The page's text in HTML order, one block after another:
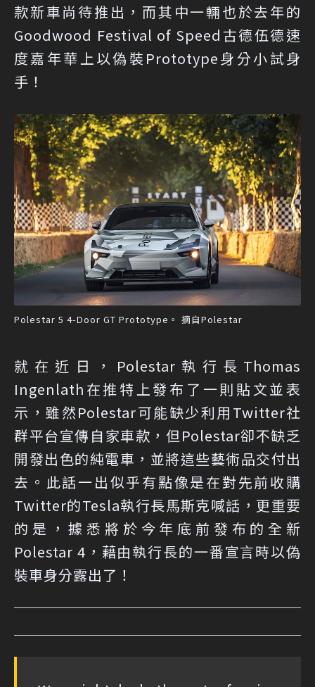
款新車尚待推出，而其中一輛也於去年的
Goodwood Festival of Speed古德伍德速
度嘉年華上以偽裝Prototype身分小試身
手！
Polestar 5 4-Door GT Prototype。 摘自Polestar
就在近日，Polestar執行長Thomas
Ingenlath在推特上發布了一則貼文並表
示，雖然Polestar可能缺少利用Twitter社
群平台宣傳自家車款，但Polestar卻不缺乏
開發出色的純電車，並將這些藝術品交付出
去。此話一出似乎有點像是在對先前收購
Twitter的Tesla執行長馬斯克喊話，更重要
的是，據悉將於今年底前發布的全新
Polestar 4，藉由執行長的一番宣言時以偽
裝車身分露出了！